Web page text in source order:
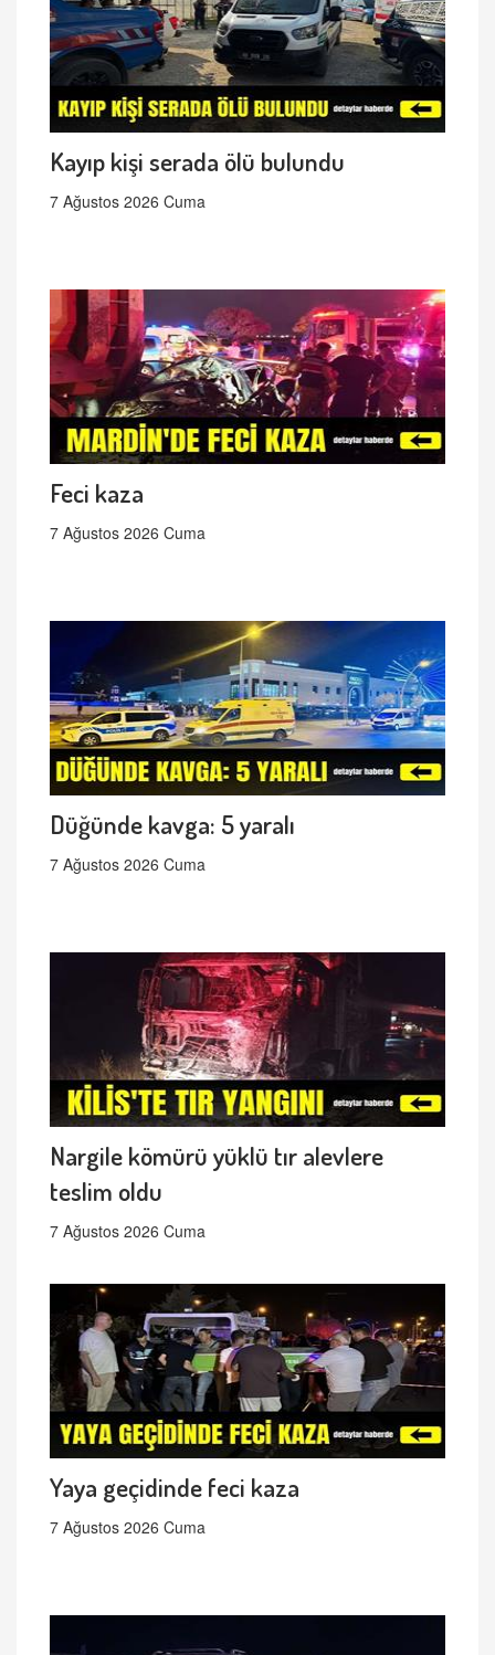
Kayıp kişi serada ölü bulundu
7 Ağustos 2026 Cuma
Feci kaza
7 Ağustos 2026 Cuma
Düğünde kavga: 5 yaralı
7 Ağustos 2026 Cuma
Nargile kömürü yüklü tır alevlere
teslim oldu
7 Ağustos 2026 Cuma
Yaya geçidinde feci kaza
7 Ağustos 2026 Cuma